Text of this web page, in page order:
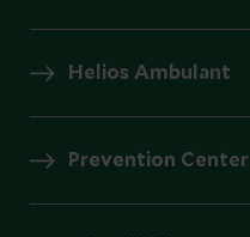
Helios Ambulant
Prevention Center